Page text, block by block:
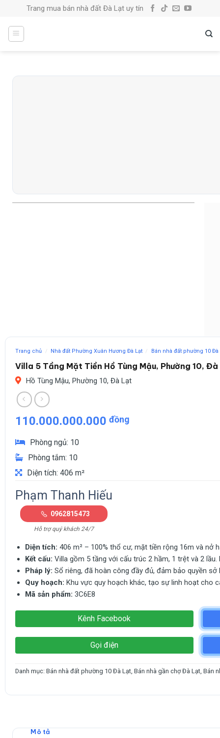
content
Trang mua bán nhà đất Đà Lạt uy tín
Trang chủ / Nhà đất Phường Xuân Hương Đà Lạt / Bán nhà đất phường 10 Đà
Villa 5 Tầng Mặt Tiền Hồ Tùng Mậu, Phường 10,
Hồ Tùng Mậu, Phường 10, Đà Lạt
110.000.000.000 đồng
Phòng ngủ: 10
Phòng tắm: 10
Diện tích: 406 m²
Phạm Thanh Hiếu
0962815473
Hỗ trợ quý khách 24/7
Diện tích: 406 m² – 100% thổ cư, mặt tiền rộng 16m và nở
Kết cấu: Villa gồm 5 tầng với cấu trúc 2 hầm, 1 trệt và 2
Pháp lý: Sổ riêng, đã hoàn công đầy đủ, đảm bảo quyền
Quy hoạch: Khu vực quy hoạch khác, tạo sự linh hoạt cho
Mã sản phẩm: 3C6E8
Kênh Facebook
Gọi điện
Danh mục:Bán nhà đất phường 10 Đà Lạt ,Bán nhà gần chợ Đà Lạt ,Bán
Mô tả